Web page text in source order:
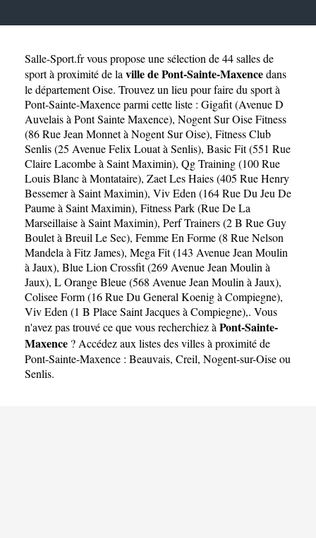
Maxence
Salle-Sport.frvous propose une sélection de 44 salles de
sport à proximité de la ville de Pont-Sainte-Maxencedans
le départementOise. Trouvez un lieu pour faire du sport à
Pont-Sainte-Maxence parmi cette liste : Gigafit (Avenue D
Auvelais à Pont Sainte Maxence), Nogent Sur Oise Fitness
(86 Rue Jean Monnet à Nogent Sur Oise), Fitness Club
Senlis (25 Avenue Felix Louat à Senlis), Basic Fit (551 Rue
Claire Lacombe à Saint Maximin), Qg Training (100 Rue
Louis Blanc à Montataire), Zaet Les Haies (405 Rue Henry
Bessemer à Saint Maximin), Viv Eden (164 Rue Du Jeu De
Paume à Saint Maximin), Fitness Park (Rue De La
Marseillaise à Saint Maximin), Perf Trainers (2 B Rue Guy
Boulet à Breuil Le Sec), Femme En Forme (8 Rue Nelson
Mandela à Fitz James), Mega Fit (143 Avenue Jean Moulin
à Jaux), Blue Lion Crossfit (269 Avenue Jean Moulin à
Jaux), L Orange Bleue (568 Avenue Jean Moulin à Jaux),
Colisee Form (16 Rue Du General Koenig à Compiegne),
Viv Eden (1 B Place Saint Jacques à Compiegne),. Vous
n'avez pas trouvé ce que vous recherchiez à Pont-Sainte-
Maxence ? Accédez aux listes des villes à proximité de
Pont-Sainte-Maxence : Beauvais, Creil, Nogent-sur-Oiseou
Senlis.